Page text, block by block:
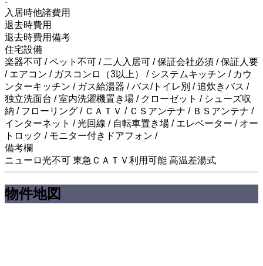
入居時他諸費用
退去時費用
退去時費用備考
住宅設備
楽器不可 / ペット不可 / 二人入居可 / 保証会社必須 / 保証人要
/ エアコン / ガスコンロ（3以上） / システムキッチン / カウ
ンターキッチン / ガス給湯器 / バス/トイレ別 / 追炊きバス /
独立洗面台 / 室内洗濯機置き場 / クローゼット / シューズ収
納 / フローリング / ＣＡＴＶ / ＣＳアンテナ / ＢＳアンテナ /
インターネット / 光回線 / 自転車置き場 / エレベーター / オー
トロック / モニター付きドアフォン /
備考欄
ニューロ光不可 東急ＣＡＴＶ利用可能 高温差湯式
物件地図